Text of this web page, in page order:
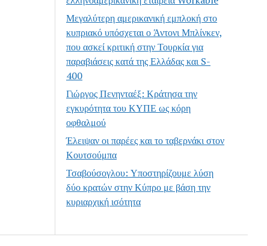
Μεγαλύτερη αμερικανική εμπλοκή στο
κυπριακό υπόσχεται ο Άντονι Μπλίνκεν,
που ασκεί κριτική στην Τουρκία για
παραβιάσεις κατά της Ελλάδας και S-
400
Γιώργος Πενηνταέξ: Κράτησα την
εγκυρότητα του ΚΥΠΕ ως κόρη
οφθαλμού
Έλειψαν οι παρέες και το ταβερνάκι στον
Κουτσούμπα
Τσαβούσογλου: Υποστηρίζουμε λύση
δύο κρατών στην Κύπρο με βάση την
κυριαρχική ισότητα